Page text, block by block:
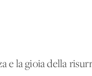
e la gioia della